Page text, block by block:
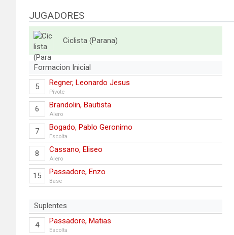
JUGADORES
Ciclista (Parana)
Formacion Inicial
5 Regner, Leonardo Jesus
Pivote
6 Brandolin, Bautista
Alero
7 Bogado, Pablo Geronimo
Escolta
8 Cassano, Eliseo
Alero
15 Passadore, Enzo
Base
Suplentes
4 Passadore, Matias
Escolta